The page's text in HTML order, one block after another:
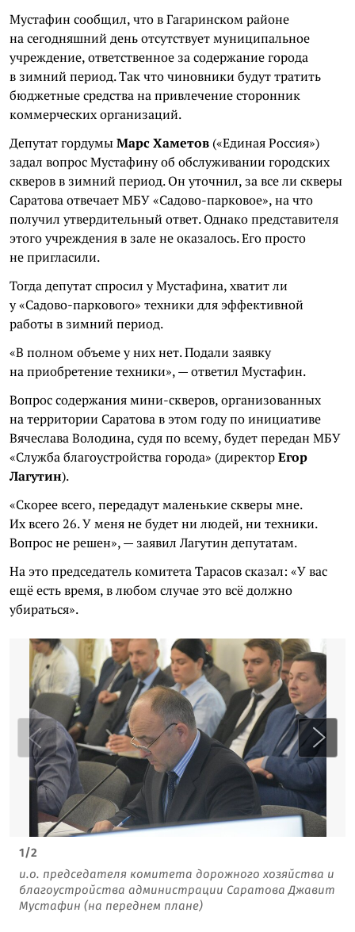
Мустафин сообщил, что в Гагаринском районе
на сегодняшний день отсутствует муниципальное
учреждение, ответственное за содержание города
в зимний период. Так что чиновники будут тратить
бюджетные средства на привлечение сторонник
коммерческих организаций.
Депутат гордумыМарс Хаметов («Единая Россия»)
задал вопрос Мустафину об обслуживании городских
скверов в зимний период. Он уточнил, за все ли скверы
Саратова отвечает МБУ «Садово-парковое», на что
получил утвердительный ответ. Однако представителя
этого учреждения в зале не оказалось. Его просто
не пригласили.
Тогда депутат спросил у Мустафина, хватит ли
у «Садово-паркового» техники для эффективной
работы в зимний период.
«В полном объеме у них нет. Подали заявку
на приобретение техники», — ответил Мустафин.
Вопрос содержания мини-скверов, организованных
на территории Саратова в этом году по инициативе
Вячеслава Володина, судя по всему, будет передан МБУ
«Служба благоустройства города» (директорЕгор
Лагутин).
«Скорее всего, передадут маленькие скверы мне.
Их всего 26. У меня не будет ни людей, ни техники.
Вопрос не решен», — заявил Лагутин депутатам.
На это председатель комитета Тарасов сказал: «У вас
ещё есть время, в любом случае это всё должно
убираться».
1/2
и.о. председателя комитета дорожного хозяйства и
благоустройства администрации Саратова Джавит
Мустафин (на переднем плане)